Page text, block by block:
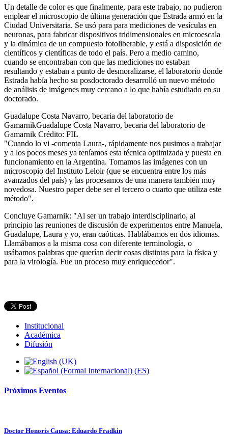
Un detalle de color es que finalmente, para este trabajo, no pudieron
emplear el microscopio de última generación que Estrada armó en la
Ciudad Universitaria. Se usó para para mediciones de vesículas en
neuronas, para fabricar dispositivos tridimensionales en microescala
y la dinámica de un compuesto fotoliberable, y está a disposición de
científicos y científicas de todo el país. Pero a medio camino,
cuando se encontraban con que las mediciones no estaban
resultando y estaban a punto de desmoralizarse, el laboratorio donde
Estrada había hecho su posdoctorado desarrolló un nuevo método
de análisis de imágenes muy cercano a lo que había estudiado en su
doctorado.
Guadalupe Costa Navarro, becaria del laboratorio de
GamarnikGuadalupe Costa Navarro, becaria del laboratorio de
Gamarnik Crédito: FIL
"Cuando lo vi -comenta Laura-, rápidamente nos pusimos a trabajar
y a los pocos meses ya teníamos esta técnica optimizada y puesta en
funcionamiento en la Argentina. Tomamos las imágenes con un
microscopio del Instituto Leloir (que se encuentra entre los más
avanzados del país) y las procesamos de una manera también muy
novedosa. Nuestro paper debe ser el tercero o cuarto que utiliza este
método".
Concluye Gamarnik: "Al ser un trabajo interdisciplinario, al
principio las reuniones de discusión de experimentos entre Manuela,
Guadalupe, Laura y yo, eran caóticas. Hablábamos en dos idiomas.
Llamábamos a la misma cosa con diferente terminología, o
usábamos palabras que querían decir cosas distintas para la física y
para la virología. Fue un proceso muy enriquecedor".
Institucional
Académica
Difusión
Próximos Eventos
Doctor Honoris Causa: Eduardo Fradkin